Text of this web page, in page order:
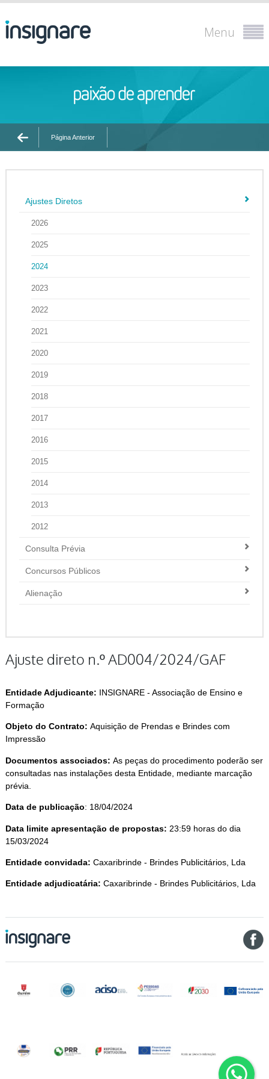
Menu
Página Anterior
Ajustes Diretos
2026
2025
2024
2023
2022
2021
2020
2019
2018
2017
2016
2015
2014
2013
2012
Consulta Prévia
Concursos Públicos
Alienação
Ajuste direto n.º AD004/2024/GAF
Entidade Adjudicante: INSIGNARE - Associação de Ensino e
Formação
Objeto do Contrato: Aquisição de Prendas e Brindes com
Impressão
Documentos associados: As peças do procedimento poderão ser
consultadas nas instalações desta Entidade, mediante marcação
prévia.
Data de publicação: 18/04/2024
Data limite apresentação de propostas: 23:59 horas do dia
15/03/2024
Entidade convidada: Caxaribrinde - Brindes Publicitários, Lda
Entidade adjudicatária: Caxaribrinde - Brindes Publicitários, Lda